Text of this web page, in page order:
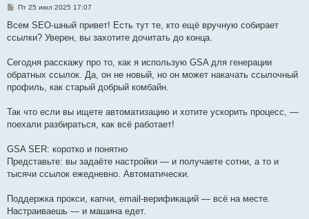
С
о
щ
и
е
Пт 25 июл 2025 17:07
Всем SEO-шный привет! Есть тут те, кто ещё вручную собирает
ссылки? Уверен, вы захотите дочитать до конца.
Сегодня расскажу про то, как я использую GSA для генерации
обратных ссылок. Да, он не новый, но он может накачать ссылочный
профиль, как старый добрый комбайн.
Так что если вы ищете автоматизацию и хотите ускорить процесс, —
поехали разбираться, как всё работает!
GSA SER: коротко и понятно
Представьте: вы задаёте настройки — и получаете сотни, а то и
тысячи ссылок ежедневно. Автоматически.
Поддержка прокси, капчи, email-верификаций — всё на месте.
Настраиваешь — и машина едет.